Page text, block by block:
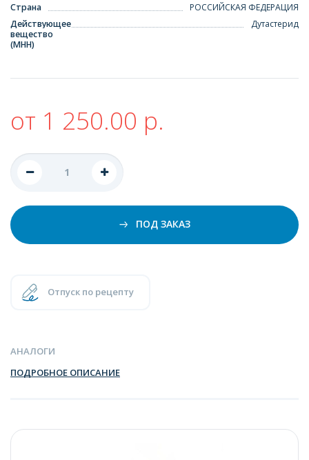
Страна
РОССИЙСКАЯ ФЕДЕРАЦИЯ
Действующее
вещество
(МНН)
Дутастерид
от 1 250.00 р.
ПОД ЗАКАЗ
Отпуск по рецепту
АНАЛОГИ
ПОДРОБНОЕ ОПИСАНИЕ